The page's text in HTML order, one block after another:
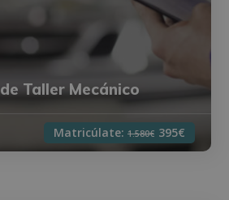
Taller Mecánico
Matricúlate: 1.580€ 395€